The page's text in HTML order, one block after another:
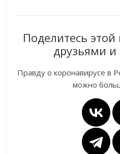
Поделитесь
друзьями
Правду о коронавирусе в
можно